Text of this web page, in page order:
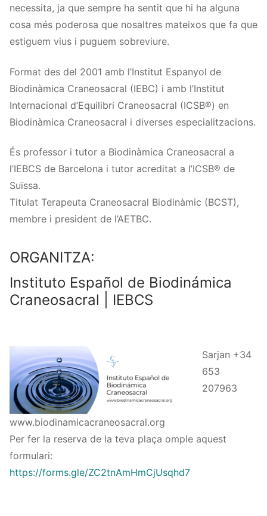
necessita, ja que sempre ha sentit que hi ha alguna
cosa més poderosa que nosaltres mateixos que fa que
estiguem vius i puguem sobreviure.
Format des del 2001 amb l’Institut Espanyol de
Biodinàmica Craneosacral (IEBC) i amb l’Institut
Internacional d’Equilibri Craneosacral (ICSB®) en
Biodinàmica Craneosacral i diverses especialitzacions.
És professor i tutor a Biodinàmica Craneosacral a
l’IEBCS de Barcelona i tutor acreditat a l’ICSB® de
Suïssa.
Titulat Terapeuta Craneosacral Biodinàmic (BCST),
membre i president de l’AETBC.
ORGANITZA:
Instituto Español de Biodinámica
Craneosacral | IEBCS
Sarjan +34
653
207963
www.biodinamicacraneosacral.org
Per fer la reserva de la teva plaça omple aquest
formulari:
https://forms.gle/ZC2tnAmHmCjUsqhd7